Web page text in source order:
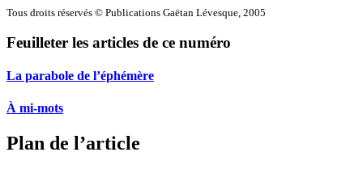
Tous droits réservés © Publications Gaëtan Lévesque, 2005
Feuilleter les articles de ce numéro
La parabole de l’éphémère
À mi-mots
Plan de l’article